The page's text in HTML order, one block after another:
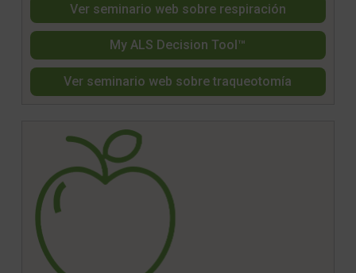
Ver seminario web sobre respiración
My ALS Decision Tool™
Ver seminario web sobre traqueotomía